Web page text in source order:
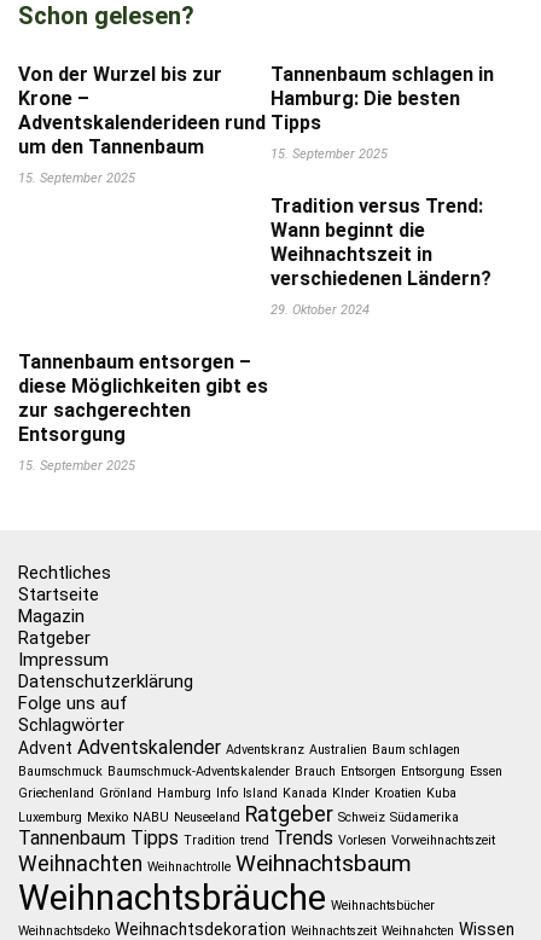
Schon gelesen?
Von der Wurzel bis zur
Krone –
Adventskalenderideen rund
um den Tannenbaum
15. September 2025
Tannenbaum schlagen in
Hamburg: Die besten
Tipps
15. September 2025
Tradition versus Trend:
Wann beginnt die
Weihnachtszeit in
verschiedenen Ländern?
29. Oktober 2024
Tannenbaum entsorgen –
diese Möglichkeiten gibt es
zur sachgerechten
Entsorgung
15. September 2025
Rechtliches
Startseite
Magazin
Ratgeber
Impressum
Datenschutzerklärung
Folge uns auf
Schlagwörter
Advent Adventskalender Adventskranz Australien Baum schlagen
Baumschmuck Baumschmuck-Adventskalender Brauch Entsorgen Entsorgung Essen
Griechenland Grönland Hamburg Info Island Kanada KInder Kroatien Kuba
Luxemburg Mexiko NABU Neuseeland Ratgeber Schweiz Südamerika
Tannenbaum Tipps Tradition trend Trends Vorlesen Vorweihnachtszeit
Weihnachten Weihnachtrolle Weihnachtsbaum
Weihnachtsbräuche Weihnachtsbücher
Weihnachtsdeko Weihnachtsdekoration Weihnachtszeit Weihnahcten Wissen